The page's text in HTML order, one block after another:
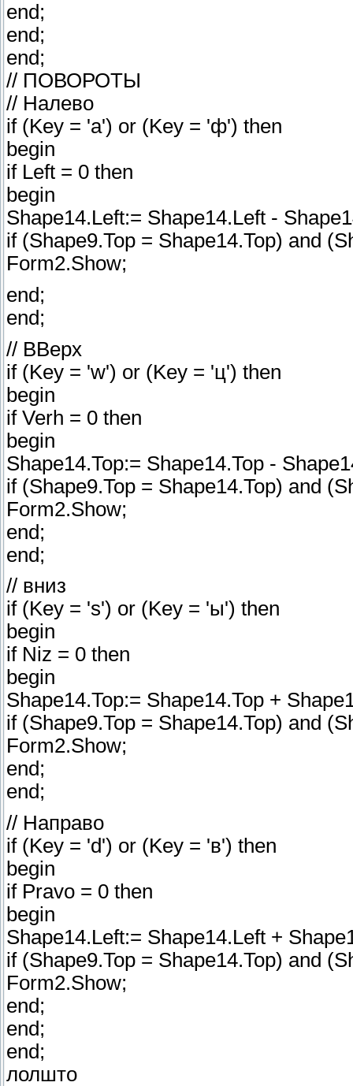
end;
end;
end;
// ПОВОРОТЫ
// Налево
if (Key = 'a') or (Key = 'ф') then
begin
if Left = 0 then
begin
Shape14.Left:= Shape14.Left -
if (Shape9.Top = Shape14.Top) and
Form2.Show;
end;
end;
// ВВерх
if (Key = 'w') or (Key = 'ц') then
begin
if Verh = 0 then
begin
Shape14.Top:= Shape14.Top -
if (Shape9.Top = Shape14.Top) and
Form2.Show;
end;
end;
// вниз
if (Key = 's') or (Key = 'ы') then
begin
if Niz = 0 then
begin
Shape14.Top:= Shape14.Top +
if (Shape9.Top = Shape14.Top) and
Form2.Show;
end;
end;
// Направо
if (Key = 'd') or (Key = 'в') then
begin
if Pravo = 0 then
begin
Shape14.Left:= Shape14.Left +
if (Shape9.Top = Shape14.Top) and
Form2.Show;
end;
end;
end;
лолшто